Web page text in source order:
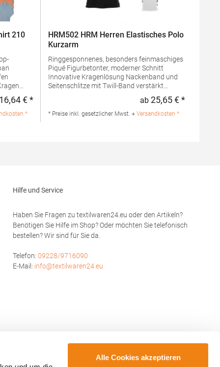
Alle Cookies akzeptieren
210
O,
Regulärer Preis:
€ *
*
HRM502 HRM Herren Elastisches Polo
Kurzarm
Ringgesponnenes, besonders feinmaschiges
Piqué Figurbetonter, moderner Schnitt
Innovative Kragenlösung Nackenband und
Seitenschlitze mit Twill-Band verstärkt
Ton) Ersatzknopf Einlaufvorbehandelt und
Regulärer
ab 25,65 € *
* Preise inkl. gesetzlicher Mwst. + Versandkosten *
Hilfe und Service
Haben Sie Fragen zu textilwaren24.eu oder den Artikeln?
Benötigen Sie Hilfe im Shop? Oder möchten Sie telefonisch
bestellen? Wir sind für Sie da.
Telefon: 09228/9716090
E-Mail: info@textilwaren24.eu